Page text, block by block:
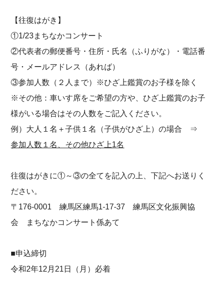
【往復はがき】
①1/23まちなかコンサート
②代表者の郵便番号・住所・氏名（ふりがな）・電話番
号・メールアドレス（あれば）
③参加人数（２人まで）※ひざ上鑑賞のお子様を除く
※その他：車いす席をご希望の方や、ひざ上鑑賞のお子
様がいる場合はその人数をご記入ください。
例）大人１名＋子供１名（子供がひざ上）の場合 ⇒
参加人数１名、その他ひざ上1名
往復はがきに①～③の全てを記入の上、下記へお送りく
ださい。
〒176-0001 練馬区練馬1-17-37 練馬区文化振興協
会 まちなかコンサート係あて
■申込締切
令和2年12月21日（月）必着